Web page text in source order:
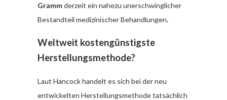
Grammderzeit ein nahezu unerschwinglicher
Bestandteil medizinischer Behandlungen.
Weltweit kostengünstigste
Herstellungsmethode?
Laut Hancock handelt es sich bei der neu
entwickelten Herstellungsmethode tatsächlich